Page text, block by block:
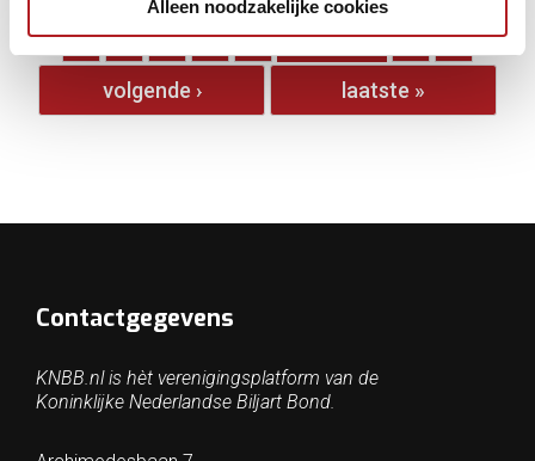
Alleen noodzakelijke cookies
1 2 3 4 5 6 7 8
volgende › laatste »
Contactgegevens
KNBB.nl is hèt verenigingsplatform van de
Koninklijke Nederlandse Biljart Bond.